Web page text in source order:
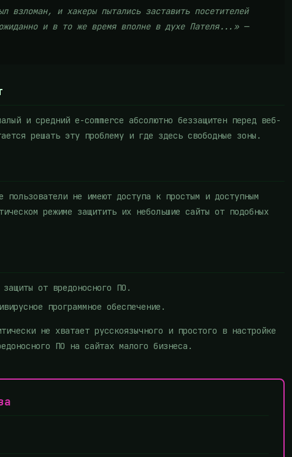
взломан, и хакеры пытались заставить посетителей
и в то же время вполне в духе Пателя...» —
и средний e-commerce абсолютно беззащитен перед веб-
решать эту проблему и где здесь свободные зоны.
пользователи не имеют доступа к простым и доступным
режиме защитить их небольшие сайты от подобных
от вредоносного ПО.
программное обеспечение.
не хватает русскоязычного и простого в настройке
ПО на сайтах малого бизнеса.